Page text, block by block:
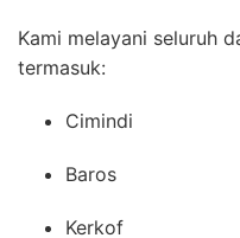
Kami melayani seluruh
termasuk:
Cimindi
Baros
Kerkof